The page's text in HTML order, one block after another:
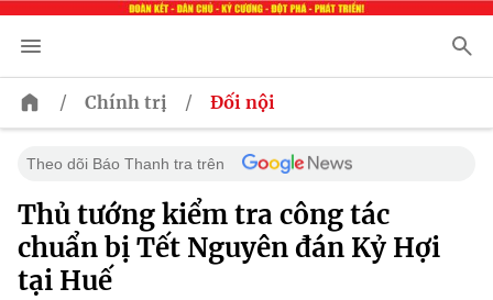
/ Chính trị / Đối nội
Theo dõi Báo Thanh tra trên
Thủ tướng kiểm tra công tác
chuẩn bị Tết Nguyên đán Kỷ Hợi
tại Huế